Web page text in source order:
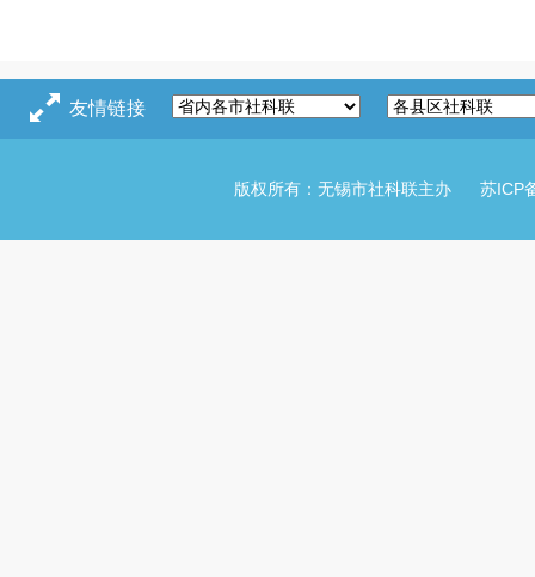
友情链接
版权所有：无锡市社科联主办 苏ICP